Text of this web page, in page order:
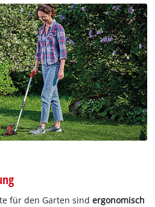
für den Garten sindergonomisch